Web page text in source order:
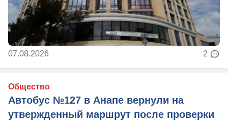
07.08.2026 2
Общество
Автобус №127 в Анапе вернули на
утвержденный маршрут после проверки